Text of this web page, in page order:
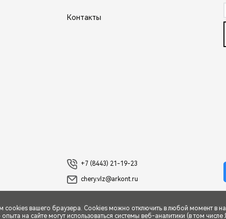
Контакты
+7 (8443) 21-19-23
chery.vlz@arkont.ru
cookies вашего браузера. Cookies можно отключить в любой момент в
на сайте могут использоваться системы веб-аналитики (в том числе